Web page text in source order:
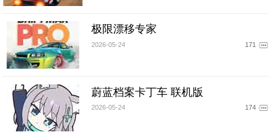
极限漂移专家
2026-05-24 171
蔚蓝档案卡丁车 联机版
2026-05-24 174